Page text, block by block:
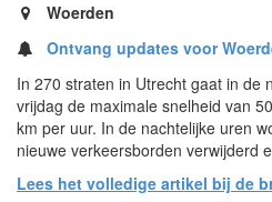
Woerden
Ontvang updates voor
In 270 straten in Utrecht gaat in de
vrijdag de maximale snelheid van
km per uur. In de nachtelijke uren
nieuwe verkeersborden verwijderd
Lees het volledige artikel bij de